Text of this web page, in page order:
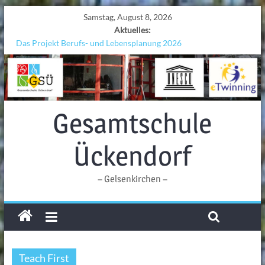
Samstag, August 8, 2026
Aktuelles:
Das Projekt Berufs- und Lebensplanung 2026
UNESCO Stadtradeln „Grenzen überwinden“
KCC-Workshop
Sicherheit auf den Wellen: Lehrkräfte bilden sich in Alicante fort
Ferien!!!
Gesamtschule
Ückendorf
– Gelsenkirchen –
Teach First